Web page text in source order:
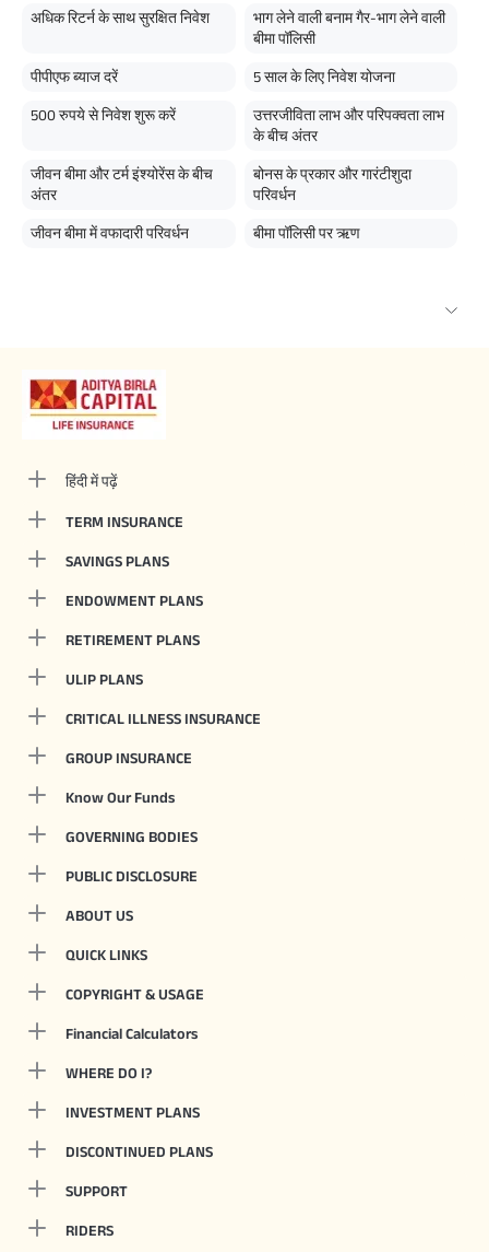
अधिक रिटर्न के साथ सुरक्षित निवेश
भाग लेने वाली बनाम गैर-भाग लेने वाली
बीमा पॉलिसी
पीपीएफ ब्याज दरें 5 साल के लिए निवेश योजना
500 रुपये से निवेश शुरू करें
उत्तरजीविता लाभ और परिपक्वता लाभ
के बीच अंतर
जीवन बीमा और टर्म इंश्योरेंस के बीच
अंतर
बोनस के प्रकार और गारंटीशुदा
परिवर्धन
जीवन बीमा में वफादारी परिवर्धन बीमा पॉलिसी पर ऋण
हिंदी में पढ़ें
TERM INSURANCE
SAVINGS PLANS
ENDOWMENT PLANS
RETIREMENT PLANS
ULIP PLANS
CRITICAL ILLNESS INSURANCE
GROUP INSURANCE
Know Our Funds
GOVERNING BODIES
PUBLIC DISCLOSURE
ABOUT US
QUICK LINKS
COPYRIGHT & USAGE
Financial Calculators
WHERE DO I?
INVESTMENT PLANS
DISCONTINUED PLANS
SUPPORT
RIDERS